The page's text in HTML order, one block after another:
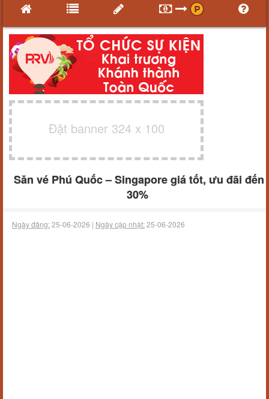
Đặt banner 324 x 100
Săn vé Phú Quốc – Singapore giá tốt, ưu đãi đến
30%
Ngày đăng:25-06-2026 | Ngày cập nhật:25-06-2026